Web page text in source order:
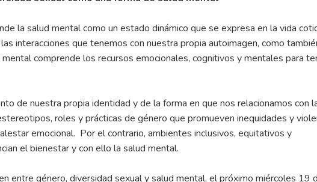
la salud mental como un estado dinámico que se expresa en la vida
interacciones que tenemos con nuestra propia autoimagen, como
comprende los recursos emocionales, cognitivos y mentales para
de nuestra propia identidad y de la forma en que nos relacionamos con
roles y prácticas de género que promueven inequidades y
emocional. Por el contrario, ambientes inclusivos, equitativos y
el bienestar y con ello la salud mental.
entre género, diversidad sexual y salud mental, el próximo miércoles 19